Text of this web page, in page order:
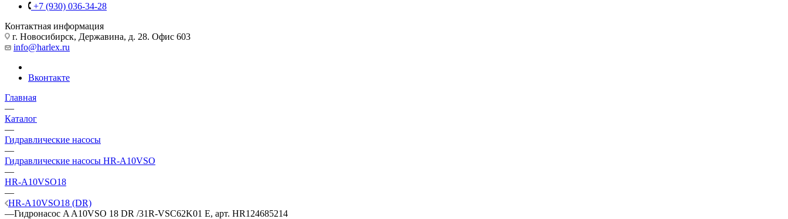
+7 (930) 036-34-28
Контактная информация
г. Новосибирск, Державина, д. 28. Офис 603
info@harlex.ru
Вконтакте
Главная
—
Каталог
—
Гидравлические насосы
—
Гидравлические насосы HR-A10VSO
—
HR-A10VSO18
—
HR-A10VSO18 (DR)
—Гидронасос A A10VSO 18 DR /31R-VSC62K01 E, арт. HR124685214